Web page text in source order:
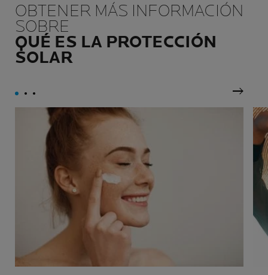
OBTENER MÁS INFORMACIÓN
SOBRE
QUÉ ES LA PROTECCIÓN
SOLAR